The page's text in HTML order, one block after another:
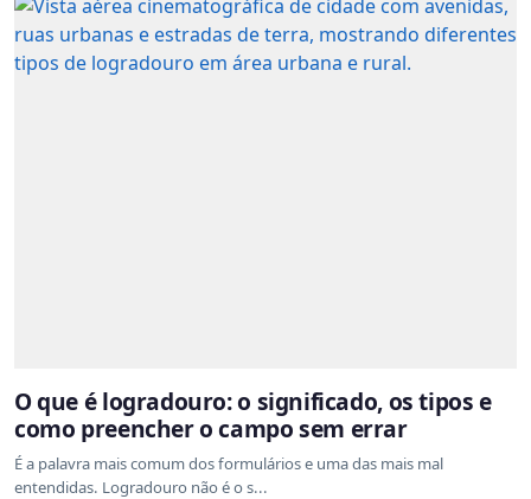
O que é logradouro: o significado, os tipos e
como preencher o campo sem errar
É a palavra mais comum dos formulários e uma das mais mal
entendidas. Logradouro não é o s...